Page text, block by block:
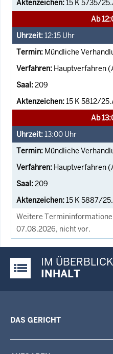
15 K 5735/
Ab
12:15 Uhr
Mündliche
Hauptverfahren
209
15 K 5812/
Ab
13:00 Uhr
Mündliche
Hauptverfahren
209
15 K 5887/
Weitere
07.08.2026, nicht vor.
Justiz-Portal im
IM ÜBERBLICK
INHALT
DAS GERICHT